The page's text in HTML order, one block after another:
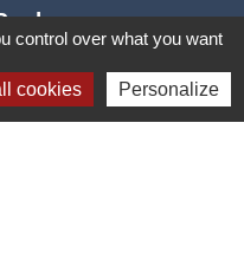
- FRANCE
00 18
control over what you want
cookies Personalize